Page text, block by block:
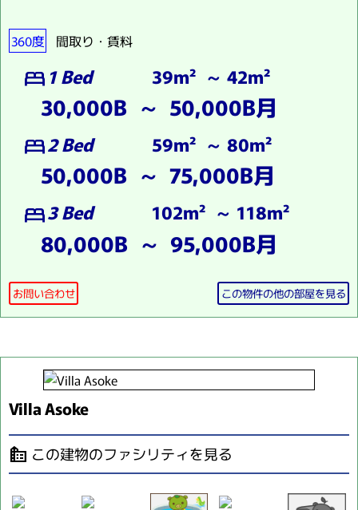
360度 間取り・賃料
bed 1 Bed 39m² ～ 42m²
30,000B ～ 50,000B月
bed2 Bed 59m² ～ 80m²
50,000B ～ 75,000B月
bed3 Bed 102m² ～ 118m²
80,000B ～ 95,000B月
お問い合わせ この物件の他の部屋を見る
Villa Asoke
source_environment この建物のファシリティを見る